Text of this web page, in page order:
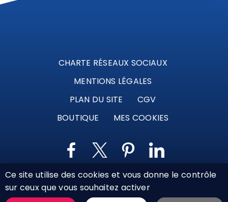
CHARTE RÉSEAUX SOCIAUX
MENTIONS LÉGALES
PLAN DU SITE
CGV
BOUTIQUE
MES COOKIES
Marque déposée © Agence Web Attichy, Compiègne,
Soissons, Noyon, Oise | 2011 / 2026
Ce site utilise des cookies et vous donne le contrôle
sur ceux que vous souhaitez activer